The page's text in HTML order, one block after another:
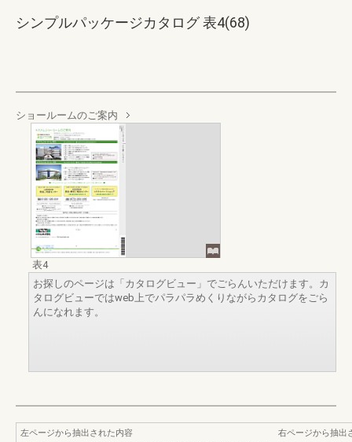
シンプルパッケージカタログ 表4(68)
ショールームのご案内
表4
お探しのページは「カタログビュー」でごらんいただけます。カ
タログビューではweb上でパラパラめくりながらカタログをごら
んになれます。
左ページから抽出された内容
右ページから抽出